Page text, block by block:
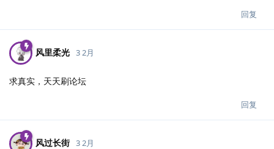
回复
风里柔光 3 2月
求真实，天天刷论坛
回复
风过长街 3 2月